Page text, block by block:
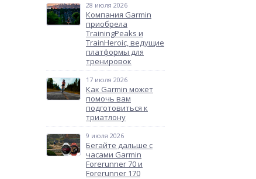
28 июля 2026
Компания Garmin
приобрела
TrainingPeaks и
TrainHeroic, ведущие
платформы для
тренировок
17 июля 2026
Как Garmin может
помочь вам
подготовиться к
триатлону
9 июля 2026
Бегайте дальше с
часами Garmin
Forerunner 70 и
Forerunner 170